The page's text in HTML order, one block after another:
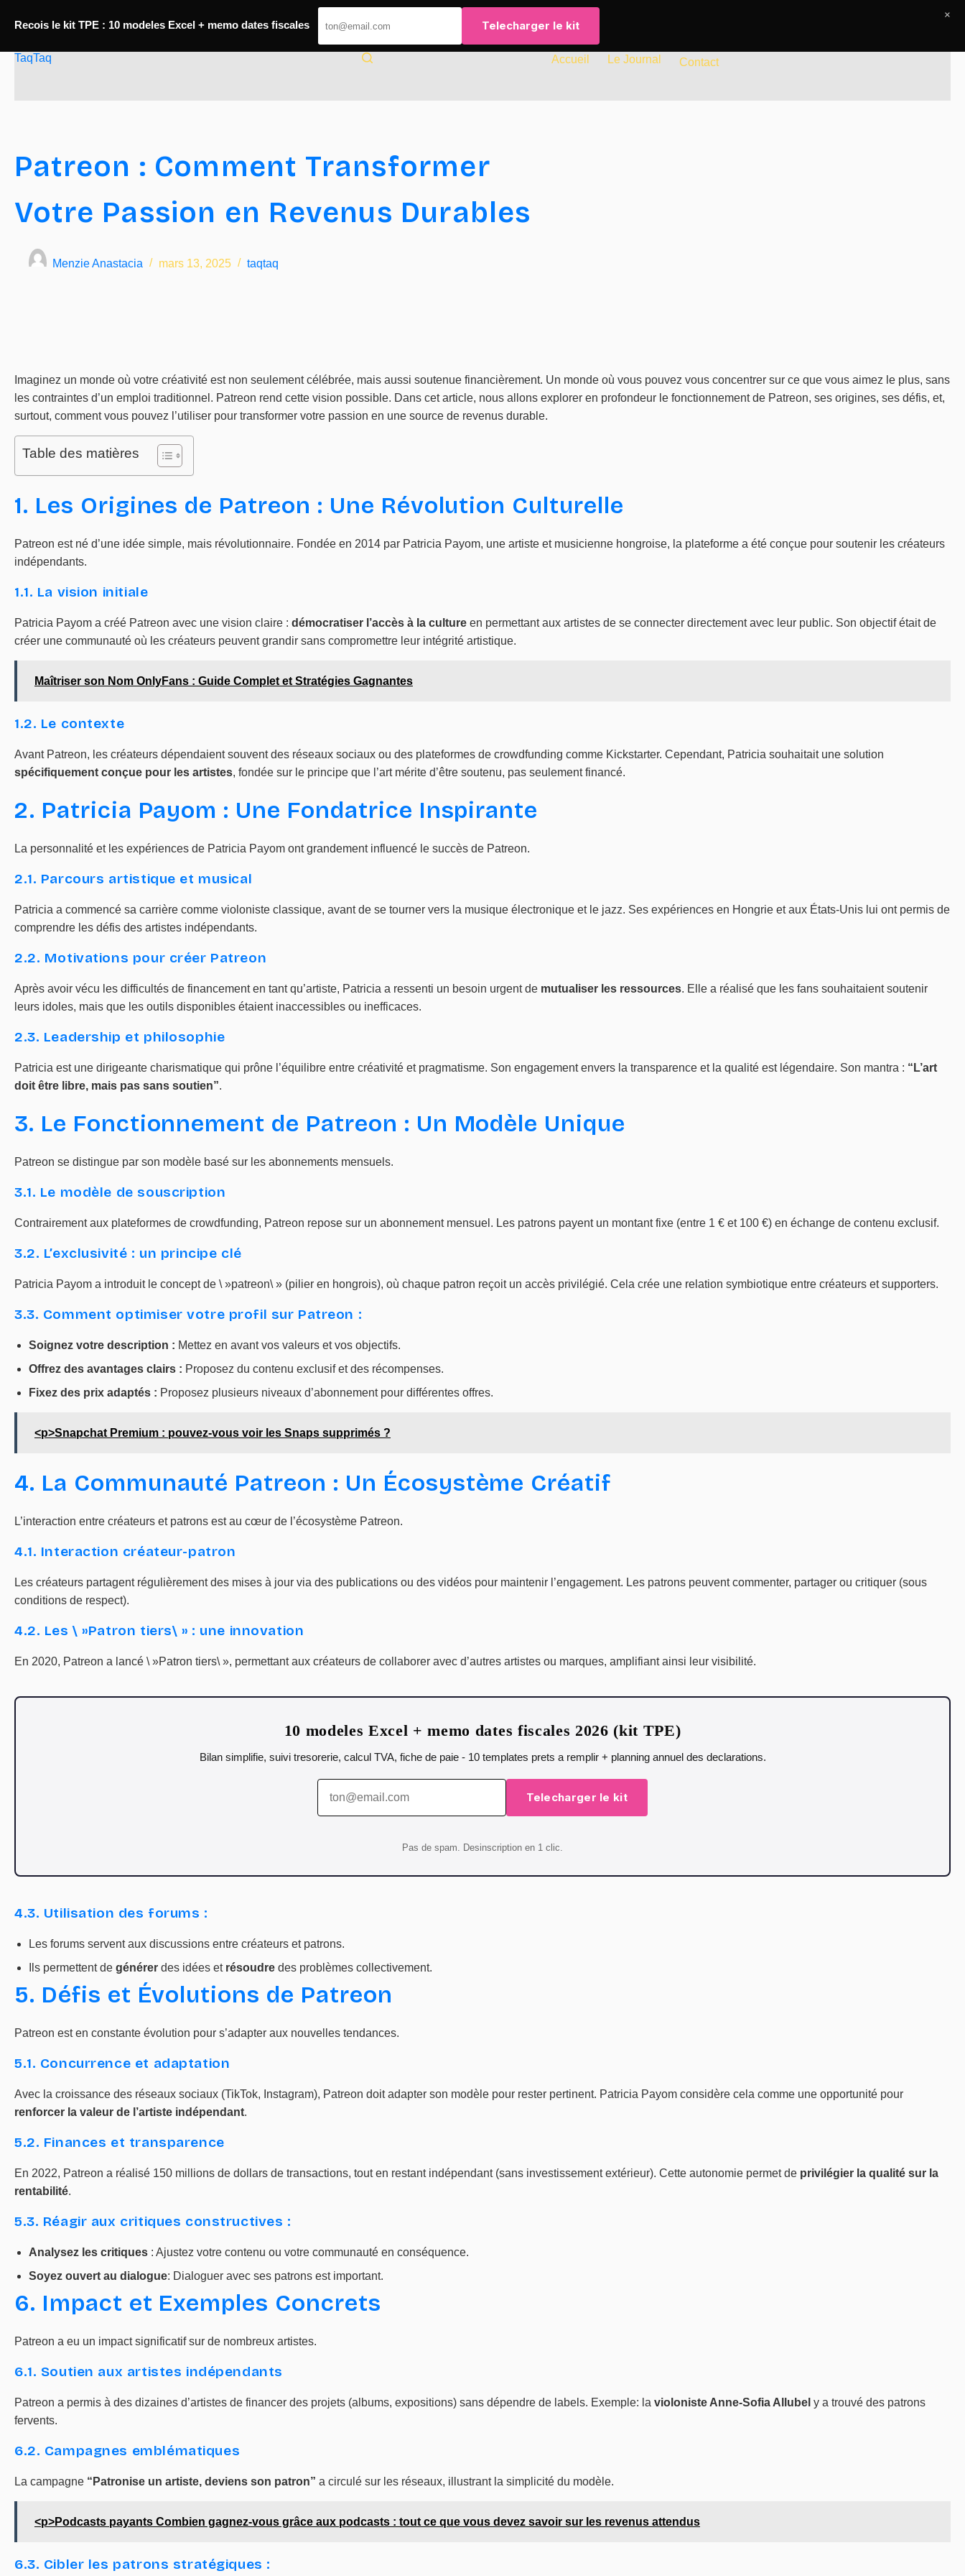
Passer
contenu
TaqTaq Accueil Le Journal Contact
Patreon : Comment Transformer
Votre Passion en Revenus Durables
Menzie Anastacia mars 13, 2025 taqtaq
Imaginez un monde où votre créativité est non seulement célébrée, mais aussi soutenue financièrement. Un monde où vous pouvez vous concentrer sur ce que vous aimez le plus, sans
les contraintes d’un emploi traditionnel. Patreon rend cette vision possible. Dans cet article, nous allons explorer en profondeur le fonctionnement de Patreon, ses origines, ses défis, et,
surtout, comment vous pouvez l’utiliser pour transformer votre passion en une source de revenus durable.
Table des matières
1. Les Origines de Patreon : Une Révolution Culturelle
Patreon est né d’une idée simple, mais révolutionnaire. Fondée en 2014 par Patricia Payom, une artiste et musicienne hongroise, la plateforme a été conçue pour soutenir les créateurs
indépendants.
1.1. La vision initiale
Patricia Payom a créé Patreon avec une vision claire : démocratiser l’accès à la culture en permettant aux artistes de se connecter directement avec leur public. Son objectif était de
créer une communauté où les créateurs peuvent grandir sans compromettre leur intégrité artistique.
Maîtriser son Nom OnlyFans : Guide Complet et Stratégies Gagnantes
1.2. Le contexte
Avant Patreon, les créateurs dépendaient souvent des réseaux sociaux ou des plateformes de crowdfunding comme Kickstarter. Cependant, Patricia souhaitait une solution
spécifiquement conçue pour les artistes, fondée sur le principe que l’art mérite d’être soutenu, pas seulement financé.
2. Patricia Payom : Une Fondatrice Inspirante
La personnalité et les expériences de Patricia Payom ont grandement influencé le succès de Patreon.
2.1. Parcours artistique et musical
Patricia a commencé sa carrière comme violoniste classique, avant de se tourner vers la musique électronique et le jazz. Ses expériences en Hongrie et aux États-Unis lui ont permis de
comprendre les défis des artistes indépendants.
2.2. Motivations pour créer Patreon
Après avoir vécu les difficultés de financement en tant qu’artiste, Patricia a ressenti un besoin urgent de mutualiser les ressources. Elle a réalisé que les fans souhaitaient soutenir
leurs idoles, mais que les outils disponibles étaient inaccessibles ou inefficaces.
2.3. Leadership et philosophie
Patricia est une dirigeante charismatique qui prône l’équilibre entre créativité et pragmatisme. Son engagement envers la transparence et la qualité est légendaire. Son mantra : “L’art
doit être libre, mais pas sans soutien”.
3. Le Fonctionnement de Patreon : Un Modèle Unique
Patreon se distingue par son modèle basé sur les abonnements mensuels.
3.1. Le modèle de souscription
Contrairement aux plateformes de crowdfunding, Patreon repose sur un abonnement mensuel. Les patrons payent un montant fixe (entre 1 € et 100 €) en échange de contenu exclusif.
3.2. L’exclusivité : un principe clé
Patricia Payom a introduit le concept de \ »patreon\ » (pilier en hongrois), où chaque patron reçoit un accès privilégié. Cela crée une relation symbiotique entre créateurs et supporters.
3.3. Comment optimiser votre profil sur Patreon :
Soignez votre description : Mettez en avant vos valeurs et vos objectifs.
Offrez des avantages clairs : Proposez du contenu exclusif et des récompenses.
Fixez des prix adaptés : Proposez plusieurs niveaux d’abonnement pour différentes offres.
<p>Snapchat Premium : pouvez-vous voir les Snaps supprimés ?
4. La Communauté Patreon : Un Écosystème Créatif
L’interaction entre créateurs et patrons est au cœur de l’écosystème Patreon.
4.1. Interaction créateur-patron
Les créateurs partagent régulièrement des mises à jour via des publications ou des vidéos pour maintenir l’engagement. Les patrons peuvent commenter, partager ou critiquer (sous
conditions de respect).
4.2. Les \ »Patron tiers\ » : une innovation
En 2020, Patreon a lancé \ »Patron tiers\ », permettant aux créateurs de collaborer avec d’autres artistes ou marques, amplifiant ainsi leur visibilité.
10 modeles Excel + memo dates fiscales 2026 (kit TPE)
Bilan simplifie, suivi tresorerie, calcul TVA, fiche de paie - 10 templates prets a remplir + planning annuel des declarations.
Telecharger le kit
Pas de spam. Desinscription en 1 clic.
4.3. Utilisation des forums :
Les forums servent aux discussions entre créateurs et patrons.
Ils permettent de générer des idées et résoudre des problèmes collectivement.
5. Défis et Évolutions de Patreon
Patreon est en constante évolution pour s’adapter aux nouvelles tendances.
5.1. Concurrence et adaptation
Avec la croissance des réseaux sociaux (TikTok, Instagram), Patreon doit adapter son modèle pour rester pertinent. Patricia Payom considère cela comme une opportunité pour
renforcer la valeur de l’artiste indépendant.
5.2. Finances et transparence
En 2022, Patreon a réalisé 150 millions de dollars de transactions, tout en restant indépendant (sans investissement extérieur). Cette autonomie permet de privilégier la qualité sur la
rentabilité.
5.3. Réagir aux critiques constructives :
Analysez les critiques : Ajustez votre contenu ou votre communauté en conséquence.
Soyez ouvert au dialogue: Dialoguer avec ses patrons est important.
6. Impact et Exemples Concrets
Patreon a eu un impact significatif sur de nombreux artistes.
6.1. Soutien aux artistes indépendants
Patreon a permis à des dizaines d’artistes de financer des projets (albums, expositions) sans dépendre de labels. Exemple: la violoniste Anne-Sofia Allubel y a trouvé des patrons
fervents.
6.2. Campagnes emblématiques
La campagne “Patronise un artiste, deviens son patron” a circulé sur les réseaux, illustrant la simplicité du modèle.
<p>Podcasts payants Combien gagnez-vous grâce aux podcasts : tout ce que vous devez savoir sur les revenus attendus
6.3. Cibler les patrons stratégiques :
Recois le kit TPE : 10 modeles Excel + memo dates fiscales Telecharger le kit
×